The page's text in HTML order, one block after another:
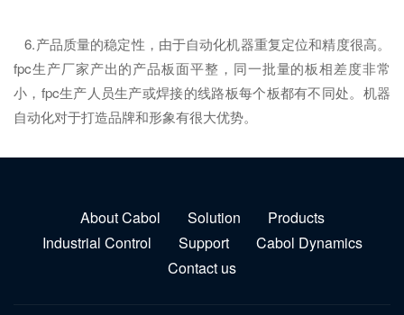
6.产品质量的稳定性，由于自动化机器重复定位和精度很高。
fpc生产厂家产出的产品板面平整，同一批量的板相差度非常
小，fpc生产人员生产或焊接的线路板每个板都有不同处。机器
自动化对于打造品牌和形象有很大优势。
About Cabol Solution
Products
Industrial Control
Support
Cabol Dynamics
Contact us